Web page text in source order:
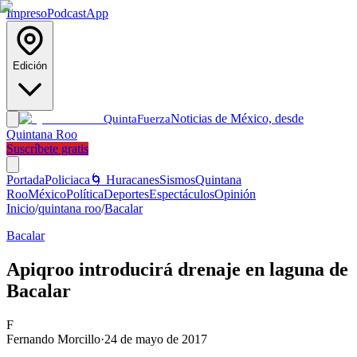
ImpresoPodcastApp
Edición
QuintaFuerzaNoticias de México, desde
Quintana Roo
Suscríbete gratis
PortadaPoliciaca 🌀 HuracanesSismosQuintana
RooMéxicoPolíticaDeportesEspectáculosOpinión
Inicio/quintana roo/Bacalar
Bacalar
Apiqroo introducirá drenaje en laguna de
Bacalar
F
Fernando Morcillo·24 de mayo de 2017